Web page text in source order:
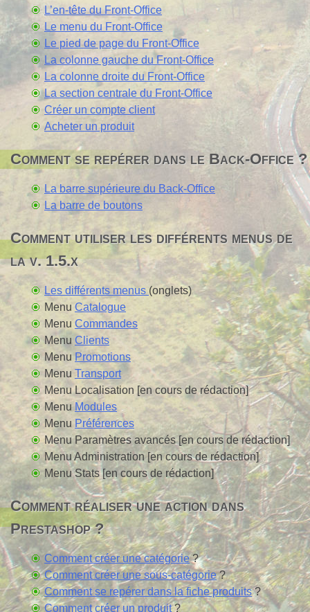
L’en-tête du Front-Office
Le menu du Front-Office
Le pied de page du Front-Office
La colonne gauche du Front-Office
La colonne droite du Front-Office
La section centrale du Front-Office
Créer un compte client
Acheter un produit
Comment se repérer dans le Back-Office ?
La barre supérieure du Back-Office
La barre de boutons
Comment utiliser les différents menus de
la v. 1.5.x
Les différents menus (onglets)
Menu Catalogue
Menu Commandes
Menu Clients
Menu Promotions
Menu Transport
Menu Localisation [en cours de rédaction]
MenuModules
Menu Préférences
Menu Paramètres avancés [en cours de rédaction]
Menu Administration [en cours de rédaction]
Menu Stats [en cours de rédaction]
Comment réaliser une action dans
Prestashop ?
Comment créer une catégorie?
Comment créer une sous-catégorie?
Comment se repérer dans la fiche produits?
Comment créer un produit?